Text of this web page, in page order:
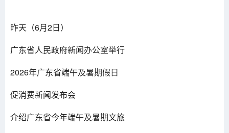
昨天（6月2日）
广东省人民政府新闻办公室举行
2026年广东省端午及暑期假日
促消费新闻发布会
介绍广东省今年端午及暑期文旅